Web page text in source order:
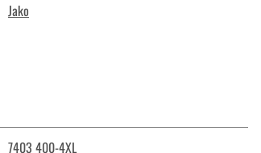
Jako
7403 400-4XL